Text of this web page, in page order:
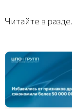
Читайте в